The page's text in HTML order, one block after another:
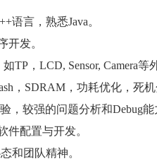
言，熟悉Java。
发。
，LCD, Sensor, Camera等
SDRAM，功耗优化，死机
较强的问题分析和Debug能
配置与开发。
和团队精神。